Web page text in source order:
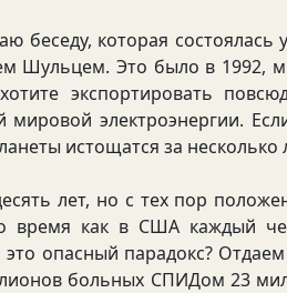
которая состоялась
Шульцем. Это было в 1992,
экспортировать
мировой электроэнергии.
истощатся за несколько
лет, но с тех пор
время как в США каждый
это опасный парадокс?
больных СПИДом 23